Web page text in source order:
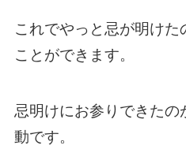
これでやっと忌が明けた
ことができます。
忌明けにお参りできた
動です。